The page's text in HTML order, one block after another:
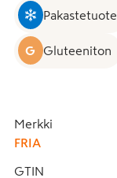
Pakastetuote
G Gluteeniton
Merkki
FRIA
GTIN